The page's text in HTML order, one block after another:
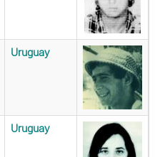
Uruguay
Uruguay